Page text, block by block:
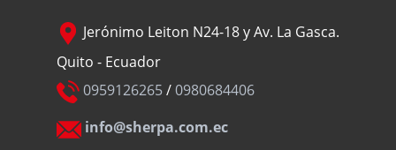
Jerónimo Leiton N24-18 y Av. La Gasca.
Quito - Ecuador
0959126265/0980684406
info@sherpa.com.ec